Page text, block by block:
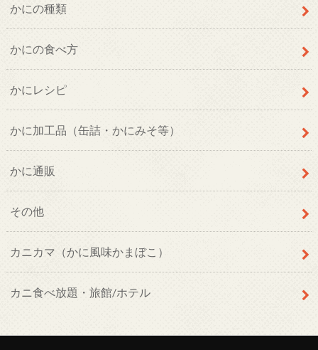
かにの種類
かにの食べ方
かにレシピ
かに加工品（缶詰・かにみそ等）
かに通販
その他
カニカマ（かに風味かまぼこ）
カニ食べ放題・旅館/ホテル